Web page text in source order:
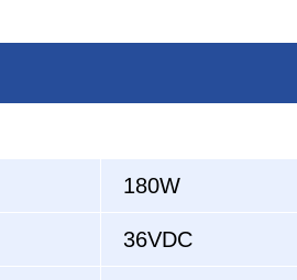
180W
36VDC